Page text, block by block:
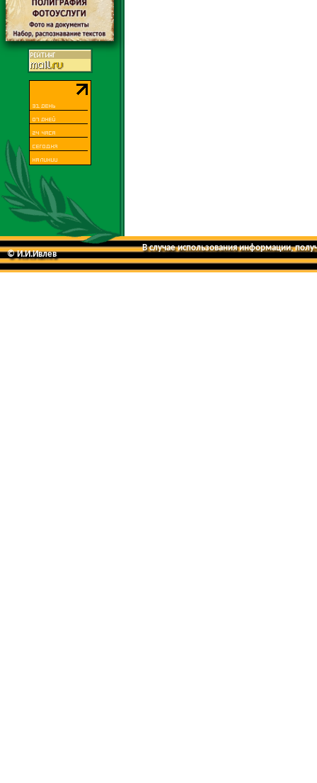
© И.И.Ивлев
В случае использования информации,